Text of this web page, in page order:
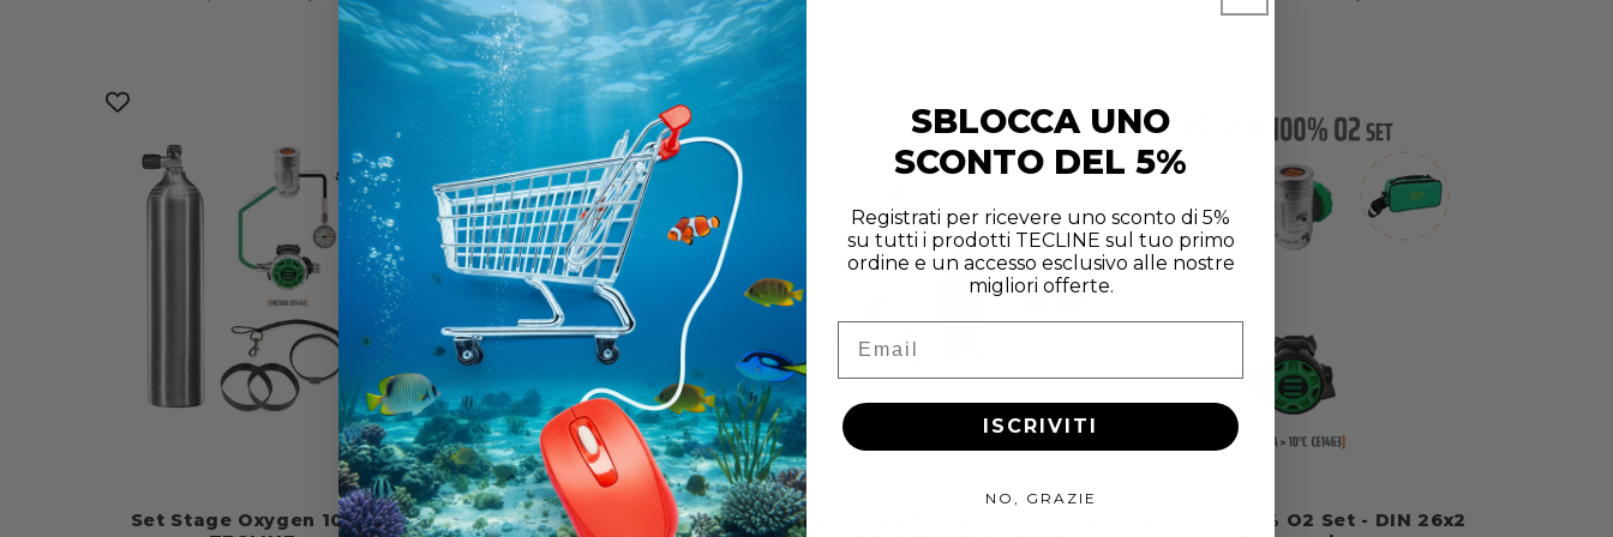
scontato
di
listino
scontato
di
Set Stage Oxygen 100%
R4WW TEC2 100% O2 Set - DIN
Primo Stadio R4 TEC O2 WW
R2 REC1 100% O2 Set - DIN 26x2
SBLOCCA UNO
SCONTO DEL 5%
Registrati per ricevere uno sconto di 5%
su tutti i prodotti TECLINE sul tuo primo
ordine e un accesso esclusivo alle nostre
migliori offerte.
ISCRIVITI
NO, GRAZIE